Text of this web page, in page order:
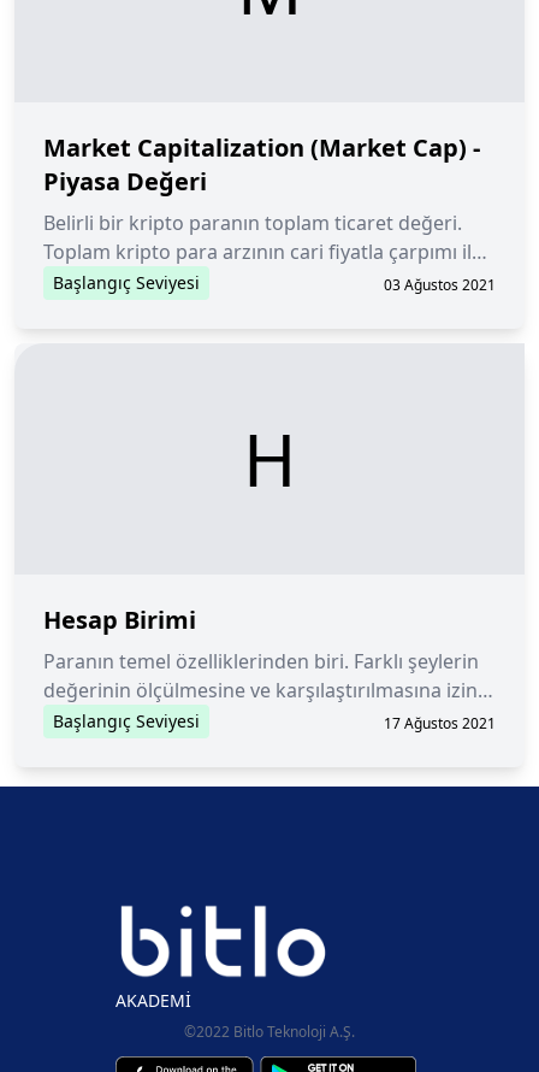
Market Capitalization (Market Cap) -
Piyasa Değeri
Belirli bir kripto paranın toplam ticaret değeri.
Toplam kripto para arzının cari fiyatla çarpımı ile
hesaplanır.
Başlangıç Seviyesi 03 Ağustos 2021
H
Hesap Birimi
Paranın temel özelliklerinden biri. Farklı şeylerin
değerinin ölçülmesine ve karşılaştırılmasına izin
vermek anlamında kullanılır.
Başlangıç Seviyesi 17 Ağustos 2021
AKADEMİ
©2022 Bitlo Teknoloji A.Ş.